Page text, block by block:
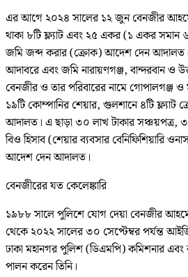
এর আগে ২০২৪ সালের ১২ জুন বেনজীর
থাকা ৮টি ফ্ল্যাট এবং ২৫ একর (১ একর সমান
জমি জব্দ করার (ক্রোক) আদেশ দেন আদালত।
আদাবরে এবং জমি নারায়ণগঞ্জ, বান্দরবান ও
বেনজীর ও তার পরিবারের নামে গোপালগঞ্জ ও
১৯টি কোম্পানির শেয়ার, গুলশানে ৪টি ফ্ল্যাট
আদালত। এ ছাড়া ৩০ লাখ টাকার সঞ্চয়পত্র,
বিও হিসাব (শেয়ার ব্যবসার বেনিফিশিয়ারি
আদেশ দেন আদালত।
বেনজীরের যত কেলেঙ্কারি
১৯৮৮ সালে পুলিশে যোগ দেয়া বেনজীর
থেকে ২০২২ সালের ৩০ সেপ্টেম্বর পর্যন্ত
ঢাকা মহানগর পুলিশ (ডিএমপি) কমিশনার এবং
পালন করেন তিনি।